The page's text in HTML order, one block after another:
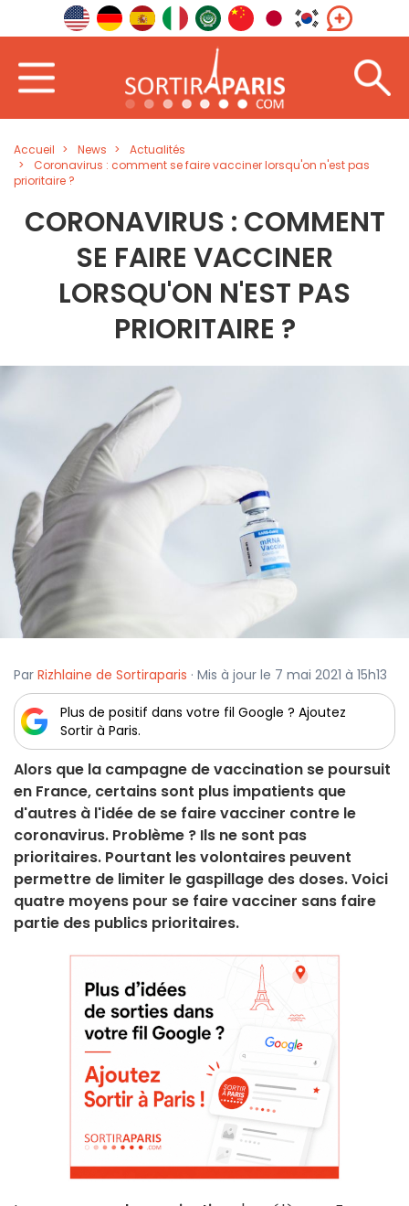
Accueil News
Actualités
Coronavirus : comment se faire vacciner lorsqu'on n'est pas
prioritaire ?
CORONAVIRUS : COMMENT
SE FAIRE VACCINER
LORSQU'ON N'EST PAS
PRIORITAIRE ?
Par Rizhlaine de Sortiraparis · Mis à jour le 7 mai 2021 à 15h13
Plus de positif dans votre fil Google ? Ajoutez
Sortir à Paris.
Alors que la campagne de vaccination se poursuit
en France, certains sont plus impatients que
d'autres à l'idée de se faire vacciner contre le
coronavirus. Problème ? Ils ne sont pas
prioritaires. Pourtant les volontaires peuvent
permettre de limiter le gaspillage des doses. Voici
quatre moyens pour se faire vacciner sans faire
partie des publics prioritaires.